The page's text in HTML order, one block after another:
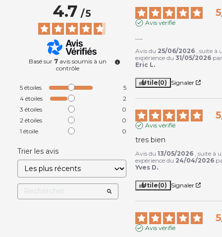
4.7/5
Basé sur 7 avis soumis à un
contrôle
5 étoiles
5
4 étoiles
2
3 étoiles
0
2 étoiles
0
1 étoile 0
Trier les avis
5
Avis vérifié
.....
Avis du 25/06/2026 , suite à
expérience du 31/05/2026
Eric L.
Utile(0) Signaler
5
Avis vérifié
tres bien
Avis du13/05/2026 , suite à
expérience du 24/04/2026
Yves D.
Utile(0) Signaler
5
Avis vérifié